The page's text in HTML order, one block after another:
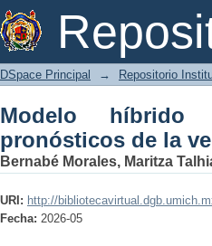
Modelo híbrido
viento
DSpace Principal → Repositorio
Modelo híbrido
pronósticos de la
Bernabé Morales, Maritza
URI: http://
Fecha: 2026-05